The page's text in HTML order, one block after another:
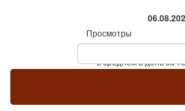
Просмотры
Посетители
* - в среднем в день за